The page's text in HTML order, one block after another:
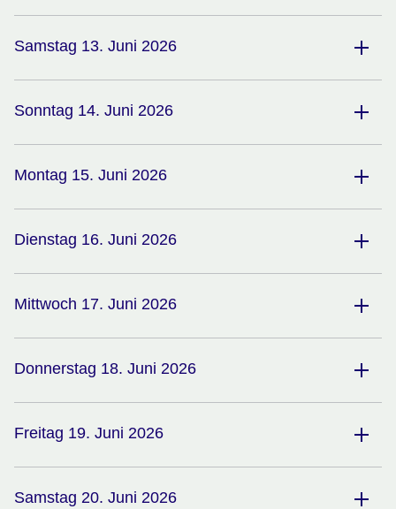
Samstag 13. Juni 2026
Sonntag 14. Juni 2026
Montag 15. Juni 2026
Dienstag 16. Juni 2026
Mittwoch 17. Juni 2026
Donnerstag 18. Juni 2026
Freitag 19. Juni 2026
Samstag 20. Juni 2026